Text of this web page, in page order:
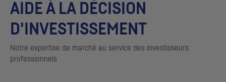
AIDE À LA DÉCISION
D'INVESTISSEMENT
Notre expertise de marché au service des investisseurs
professionnels